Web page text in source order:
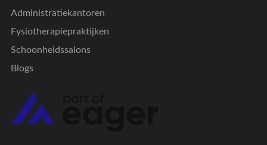
Administratiekantoren
Fysiotherapiepraktijken
Schoonheidssalons
Blogs